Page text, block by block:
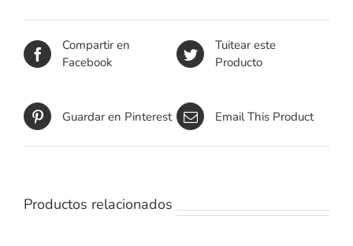
Compartir en
Facebook
Tuitear este
Producto
Guardar en Pinterest Email This Product
Productos relacionados